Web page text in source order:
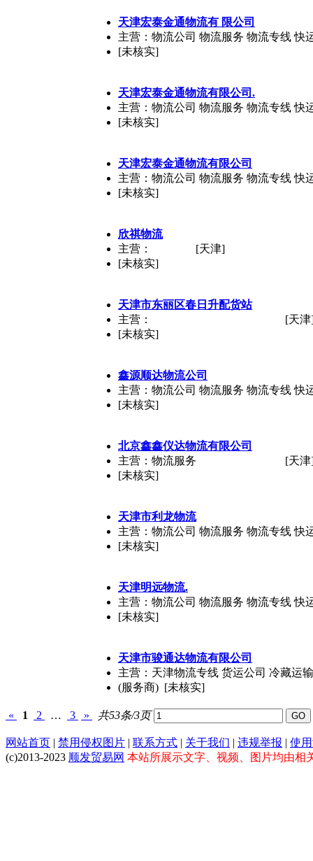
天津宏泰金通物流有 限公司
主营：物流公司 物流服务 物流专线 快
[未核实]
天津宏泰金通物流有限公司.
主营：物流公司 物流服务 物流专线 快
[未核实]
天津宏泰金通物流有限公司
主营：物流公司 物流服务 物流专线 快
[未核实]
欣祺物流
主营：
[未核实]
[天津]
天津市东丽区春日升配货站
主营：
[未核实]
[天
鑫源顺达物流公司
主营：物流公司 物流服务 物流专线 快
[未核实]
北京鑫鑫仪达物流有限公司
主营：物流服务
[未核实]
[天
天津市利龙物流
主营：物流公司 物流服务 物流专线 快
[未核实]
天津明远物流.
主营：物流公司 物流服务 物流专线 快
[未核实]
天津市骏通达物流有限公司
主营：天津物流专线 货运公司 冷藏运
(服务商) [未核实]
« 1 2 … 3 » 共53条/3页
网站首页 | 禁用侵权图片 | 联系方式 | 关于我们 | 违规举报 | 使
(c)2013-2023 顺发贸易网 本站所展示文字、视频、图片均由相